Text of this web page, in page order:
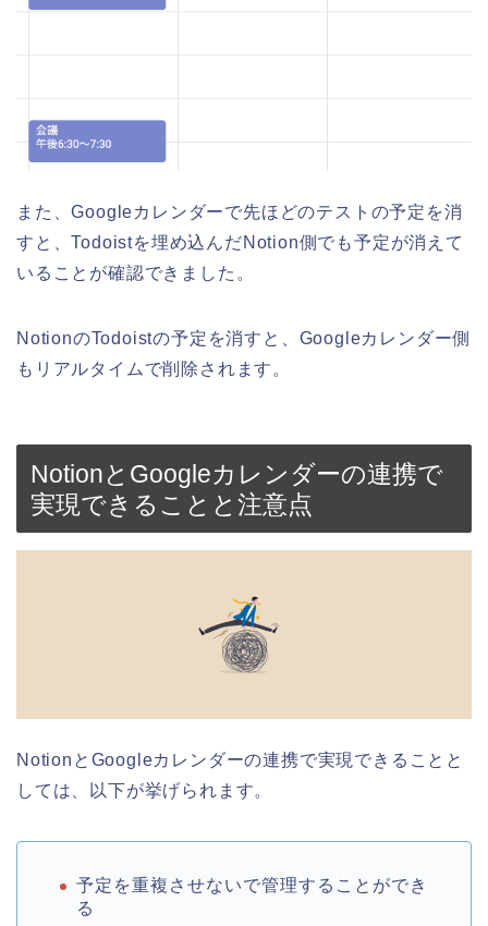
また、Googleカレンダーで先ほどのテストの予定を消
すと、Todoistを埋め込んだNotion側でも予定が消えて
いることが確認できました。
NotionのTodoistの予定を消すと、Googleカレンダー側
もリアルタイムで削除されます。
NotionとGoogleカレンダーの連携で
実現できることと注意点
NotionとGoogleカレンダーの連携で実現できることと
しては、以下が挙げられます。
予定を重複させないで管理することができ
る